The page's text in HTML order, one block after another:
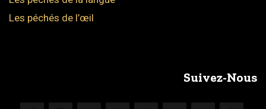
Les péchés de l’œil
Suivez-Nous